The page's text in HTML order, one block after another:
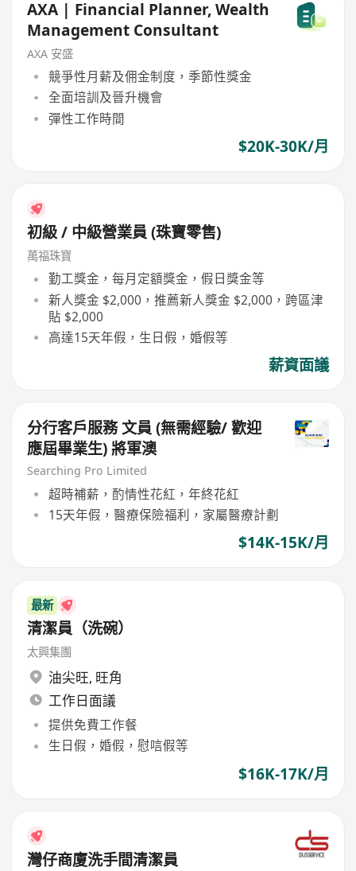
AXA | Financial Planner, Wealth
Management Consultant
AXA 安盛
競爭性月薪及佣金制度，季節性獎金
全面培訓及晉升機會
彈性工作時間
$20K-30K/月
初級 / 中級營業員 (珠寶零售)
萬福珠寶
勤工獎金，每月定額獎金，假日獎金等
新人獎金 $2,000，推薦新人獎金 $2,000，跨區津
貼 $2,000
高達15天年假，生日假，婚假等
薪資面議
分行客戶服務 文員 (無需經驗/ 歡迎
應屆畢業生) 將軍澳
Searching Pro Limited
超時補薪，酌情性花紅，年終花紅
15天年假，醫療保險福利，家屬醫療計劃
$14K-15K/月
最新
清潔員（洗碗）
太興集團
油尖旺, 旺角
工作日面議
提供免費工作餐
生日假，婚假，慰唁假等
$16K-17K/月
灣仔商廈洗手間清潔員